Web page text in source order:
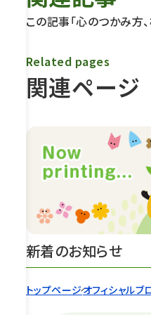
トップページオフィシャルブ
この記事「心のつかみ方
関連ページ
Related pages
新着のお知らせ